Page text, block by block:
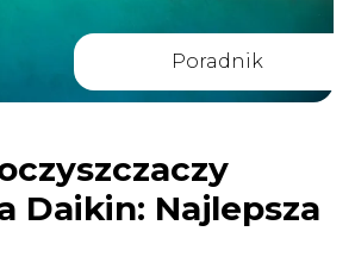
Poradnik
Daikin: Najlepsza